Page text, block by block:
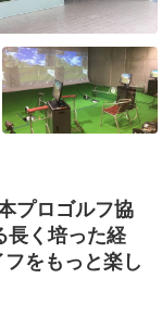
プロゴルフ協
長く培った経
をもっと楽し